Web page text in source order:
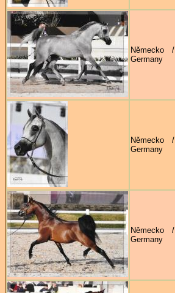
Německo /
Germany
Německo /
Germany
Německo /
Germany